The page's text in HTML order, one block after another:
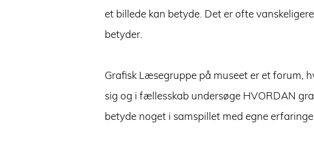
et billede kan betyde. Det er ofte
betyder.
Grafisk Læsegruppe på museet er et forum,
sig og i fællesskab undersøge HVORDAN
betyde noget i samspillet med egne